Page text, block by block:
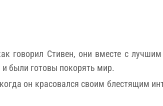
говорил Стивен, они вместе с
были готовы покорять мир.
он красовался своим блестящим